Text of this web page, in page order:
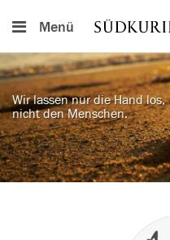
Menü
Wir lassen nur die Hand los,
nicht den Menschen.